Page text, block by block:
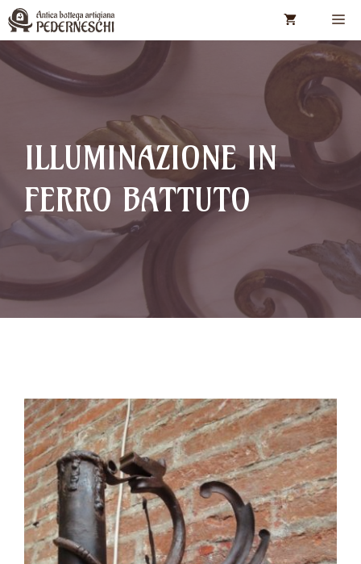
Vai
al
contenuto
ILLUMINAZIONE IN
FERRO BATTUTO